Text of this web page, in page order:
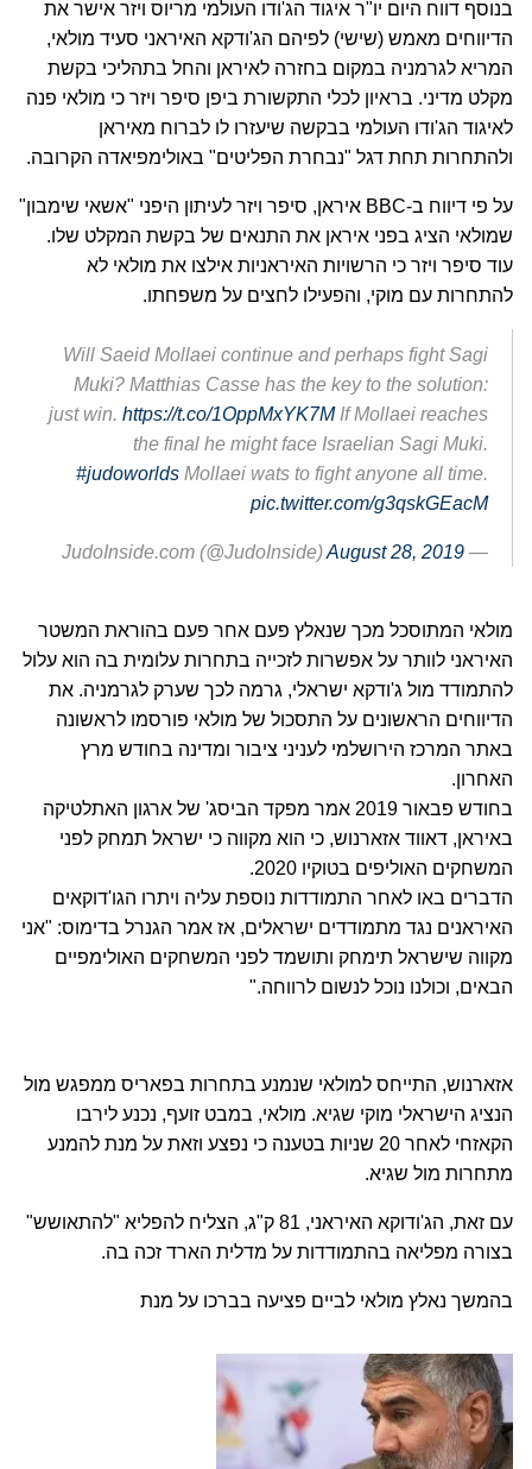
בנוסף דווח היום יו"ר איגוד הג'ודו העולמי מריוס ויזר אישר את
הדיווחים מאמש (שישי) לפיהם הג'ודקא האיראני סעיד מולאי,
המריא לגרמניה במקום בחזרה לאיראן והחל בתהליכי בקשת
מקלט מדיני. בראיון לכלי התקשורת ביפן סיפר ויזר כי מולאי פנה
לאיגוד הג'ודו העולמי בבקשה שיעזרו לו לברוח מאיראן
ולהתחרות תחת דגל "נבחרת הפליטים" באולימפיאדה הקרובה.
על פי דיווח ב-BBC איראן, סיפר ויזר לעיתון היפני "אשאי שימבון"
שמולאי הציג בפני איראן את התנאים של בקשת המקלט שלו.
עוד סיפר ויזר כי הרשויות האיראניות אילצו את מולאי לא
להתחרות עם מוקי, והפעילו לחצים על משפחתו.
Will Saeid Mollaei continue and perhaps fight Sagi
Muki? Matthias Casse has the key to the solution:
just win. https://t.co/1OppMxYK7MIf Mollaei reaches
the final he might face Israelian Sagi Muki.
#judoworlds Mollaei wats to fight anyone all time.
pic.twitter.com/g3qskGEacM
— JudoInside.com (@JudoInside)
August 28, 2019
מולאי המתוסכל מכך שנאלץ פעם אחר פעם בהוראת המשטר
האיראני לוותר על אפשרות לזכייה בתחרות עלומית בה הוא עלול
להתמודד מול ג'ודקא ישראלי, גרמה לכך שערק לגרמניה. את
הדיווחים הראשונים על התסכול של מולאי פורסמו לראשונה
באתר המרכז הירושלמי לעניני ציבור ומדינה בחודש מרץ
האחרון.
בחודש פבאור 2019 אמר מפקד הביסג' של ארגון האתלטיקה
באיראן, דאווד אזארנוש, כי הוא מקווה כי ישראל תמחק לפני
המשחקים האוליפים בטוקיו 2020.
הדברים באו לאחר התמודדות נוספת עליה ויתרו הגו'דוקאים
האיראנים נגד מתמודדים ישראלים, אז אמר הגנרל בדימוס: "אני
מקווה שישראל תימחק ותושמד לפני המשחקים האולימפיים
הבאים, וכולנו נוכל לנשום לרווחה."
אזארנוש, התייחס למולאי שנמנע בתחרות בפאריס ממפגש מול
הנציג הישראלי מוקי שגיא. מולאי, במבט זועף, נכנע לירבו
הקאזחי לאחר 20 שניות בטענה כי נפצע וזאת על מנת להמנע
מתחרות מול שגיא.
עם זאת, הג'ודוקא האיראני, 81 ק"ג, הצליח להפליא "להתאושש"
בצורה מפליאה בהתמודדות על מדלית הארד זכה בה.
בהמשך נאלץ מולאי לביים פציעה בברכו על מנת